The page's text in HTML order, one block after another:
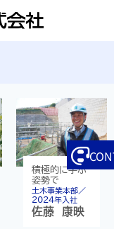
積極的に学ぶ
姿勢で
土木事業本部／
2024年入社
佐藤 康映